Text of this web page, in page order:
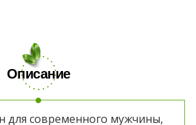
Описание
для современного мужчины,